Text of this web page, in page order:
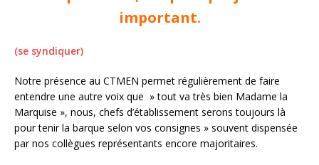
important.
(se syndiquer)
Notre présence au CTMEN permet régulièrement de faire
entendre une autre voix que » tout va très bien Madame la
Marquise », nous, chefs d’établissement serons toujours là
pour tenir la barque selon vos consignes » souvent dispensée
par nos collègues représentants encore majoritaires.